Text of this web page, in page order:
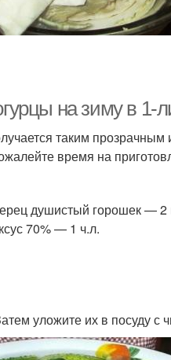
на зиму в 1-
таким прозрачным
время на
душистый горошек —
70% — 1 ч.л.
уложите их в посуду с